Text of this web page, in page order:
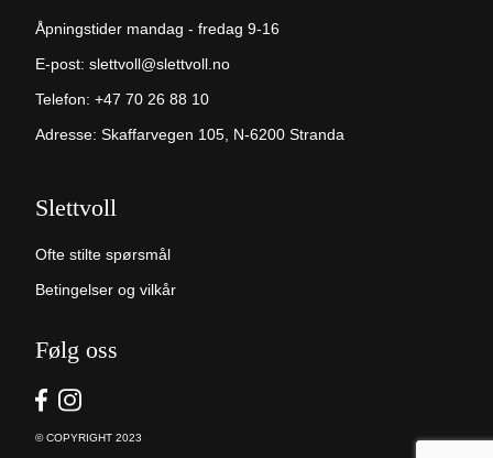
Åpningstider mandag - fredag 9-16
E-post: slettvoll@slettvoll.no
Telefon: +47 70 26 88 10
Adresse: Skaffarvegen 105, N-6200 Stranda
Slettvoll
Ofte stilte spørsmål
Betingelser og vilkår
Følg oss
© COPYRIGHT 2023